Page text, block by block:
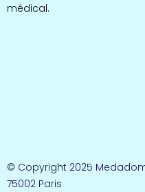
médical.
© Copyright 2025
75002 Paris